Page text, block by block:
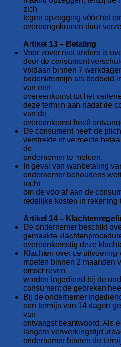
zich
tegen opzegging vóór het
overeengekomen duur
Artikel 13 – Betaling
Voor zover niet anders is
door de consument
voldaan binnen 7
bedenktermijn als bedoeld
van een
overeenkomst tot het
deze termijn aan nadat de
van de
overeenkomst heeft
De consument heeft de
verstrekte of vermelde
de
ondernemer te melden.
In geval van wanbetaling
ondernemer behoudens
recht
om de vooraf aan de
redelijke kosten in rekening
Artikel 14 –
De ondernemer beschikt
gemaakte
overeenkomstig deze
Klachten over de uitvoering
moeten binnen 2 maanden
omschreven
worden ingediend bij de
consument de gebreken
Bij de ondernemer
een termijn van 14 dagen
van
ontvangst beantwoord. Als
langere verwerkingstijd
ondernemer binnen de